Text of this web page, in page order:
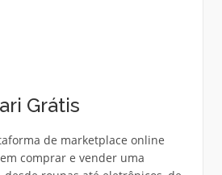
Grátis
de marketplace online
comprar e vender uma